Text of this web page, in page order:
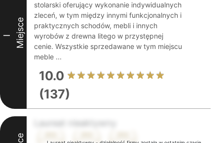
I Miejsce
stolarski oferujący wykonanie indywidualnych
zleceń, w tym między innymi funkcjonalnych i
praktycznych schodów, mebli i innych
wyrobów z drewna litego w przystępnej
cenie. Wszystkie sprzedawane w tym miejscu
meble ...
10.0
(137)